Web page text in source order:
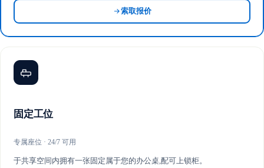
索取报价
固定工位
专属座位 · 24/7 可用
于共享空间内拥有一张固定属于您的办公桌,配可上锁柜。